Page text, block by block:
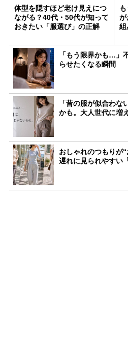
体型を隠すほど老け見えにつ
ながる？40代・50代が知って
おきたい「服選び」の正解
が
組
「もう限界かも…」
らせたくなる瞬間
「昔の服が似合わ
かも。大人世代に増
おしゃれのつもりが
遅れに見られやすい